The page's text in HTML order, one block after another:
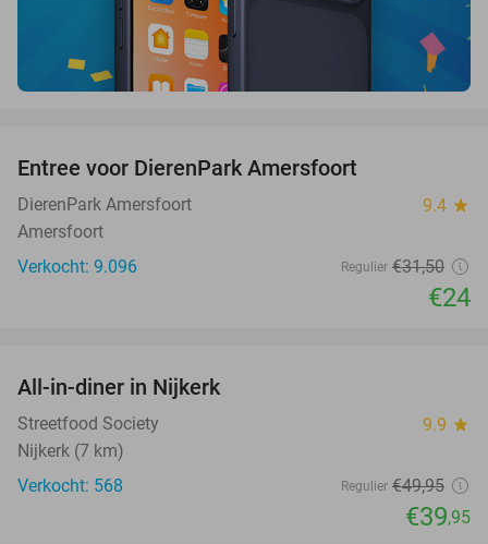
Entree voor DierenPark Amersfoort
DierenPark Amersfoort 9.4 star
Amersfoort
Verkocht: 9.096
Regulier €31,50
€24
All-in-diner in Nijkerk
Streetfood Society 9.9 star
Nijkerk (7 km)
Verkocht: 568
Regulier €49,95
€39,95